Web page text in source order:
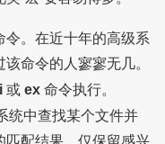
。在近十年的高级系
命令的人寥寥无几。
或 ex命令执行。
统中查找某个文件并
匹配结果，仅保留感兴